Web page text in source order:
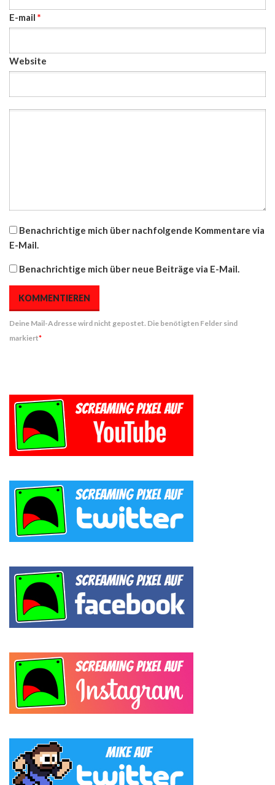
E-mail *
Website
Benachrichtige mich über nachfolgende Kommentare via
E-Mail.
Benachrichtige mich über neue Beiträge via E-Mail.
Deine Mail-Adresse wird nicht gepostet. Die benötigten Felder sind
markiert*